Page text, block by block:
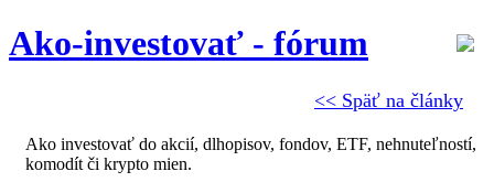
<< Späť na články
Ako-investovať - fórum
Ako investovať do akcií, dlhopisov, fondov, ETF, nehnuteľností,
komodít či krypto mien.